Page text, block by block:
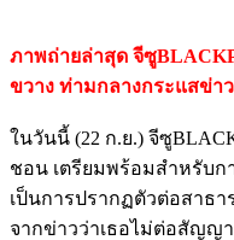
ภาพถ่ายล่าสุด จีซู
ขวาง ท่ามกลางกระแสข่า
ในวันนี้ (22 ก.ย.) จีซู
ชอน เตรียมพร้อมสำหรับก
เป็นการปรากฏตัวต่อสาธ
จากข่าวว่าเธอไม่ต่อสัญญา